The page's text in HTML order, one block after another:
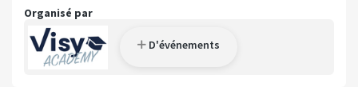
Organisé par
D'événements